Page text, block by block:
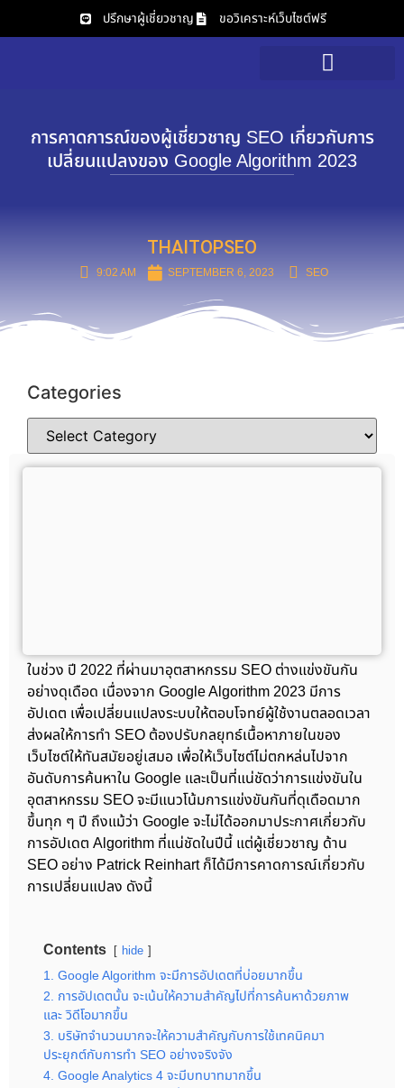
ปรึกษาผู้เชี่ยวชาญ ขอวิเคราะห์เว็บไซต์ฟรี
การคาดการณ์ของผู้เชี่ยวชาญ SEO เกี่ยวกับการ
เปลี่ยนแปลงของ Google Algorithm 2023
THAITOPSEO
9:02 AM SEPTEMBER 6, 2023 SEO
Categories
ในช่วง ปี 2022 ที่ผ่านมาอุตสาหกรรม SEO ต่างแข่งขันกัน
อย่างดุเดือด เนื่องจาก Google Algorithm 2023 มีการ
อัปเดต เพื่อเปลี่ยนแปลงระบบให้ตอบโจทย์ผู้ใช้งานตลอดเวลา
ส่งผลให้การทำ SEO ต้องปรับกลยุทธ์เนื้อหาภายในของ
เว็บไซต์ให้ทันสมัยอยู่เสมอ เพื่อให้เว็บไซต์ไม่ตกหล่นไปจาก
อันดับการค้นหาใน Google และเป็นที่แน่ชัดว่าการแข่งขันใน
อุตสาหกรรม SEO จะมีแนวโน้มการแข่งขันกันที่ดุเดือดมาก
ขึ้นทุก ๆ ปี ถึงแม้ว่า Google จะไม่ได้ออกมาประกาศเกี่ยวกับ
การอัปเดต Algorithm ที่แน่ชัดในปีนี้ แต่ผู้เชี่ยวชาญ ด้าน
SEO อย่าง Patrick Reinhart ก็ได้มีการคาดการณ์เกี่ยวกับ
การเปลี่ยนแปลง ดังนี้
Contents hide
1. Google Algorithm จะมีการอัปเดตที่บ่อยมากขึ้น
2. การอัปเดตนั้น จะเน้นให้ความสำคัญไปที่การค้นหาด้วยภาพ
และ วิดีโอมากขึ้น
3. บริษัทจำนวนมากจะให้ความสำคัญกับการใช้เทคนิคมา
ประยุกต์กับการทำ SEO อย่างจริงจัง
4. Google Analytics 4 จะมีบทบาทมากขึ้น